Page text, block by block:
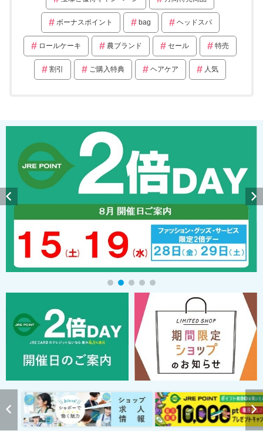
ボーナスポイント bag ヘッドスパ
ロールケーキ 農ブランド セール 特売
割引 ご購入特典 ヘアケア 人気